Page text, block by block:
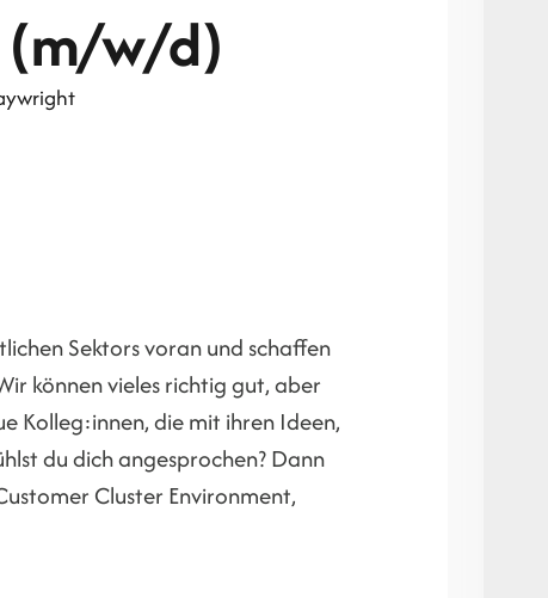
(m/w/d)
Sektors voran und schaffen
können vieles richtig gut, aber
Kolleg:innen, die mit ihren Ideen,
du dich angesprochen? Dann
Cluster Environment,